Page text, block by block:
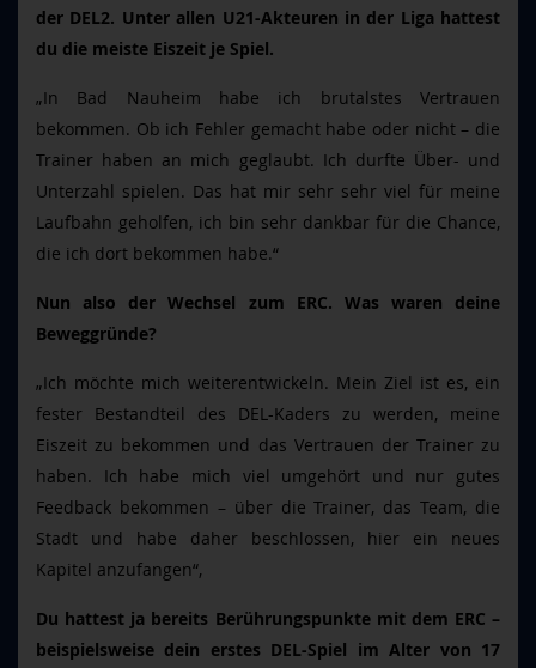
der DEL2. Unter allen U21-Akteuren in der Liga hattest
du die meiste Eiszeit je Spiel.
„In Bad Nauheim habe ich brutalstes Vertrauen
bekommen. Ob ich Fehler gemacht habe oder nicht – die
Trainer haben an mich geglaubt. Ich durfte Über- und
Unterzahl spielen. Das hat mir sehr sehr viel für meine
Laufbahn geholfen, ich bin sehr dankbar für die Chance,
die ich dort bekommen habe.“
Nun also der Wechsel zum ERC. Was waren deine
Beweggründe?
„Ich möchte mich weiterentwickeln. Mein Ziel ist es, ein
fester Bestandteil des DEL-Kaders zu werden, meine
Eiszeit zu bekommen und das Vertrauen der Trainer zu
haben. Ich habe mich viel umgehört und nur gutes
Feedback bekommen – über die Trainer, das Team, die
Stadt und habe daher beschlossen, hier ein neues
Kapitel anzufangen“,
Du hattest ja bereits Berührungspunkte mit dem ERC –
beispielsweise dein erstes DEL-Spiel im Alter von 17